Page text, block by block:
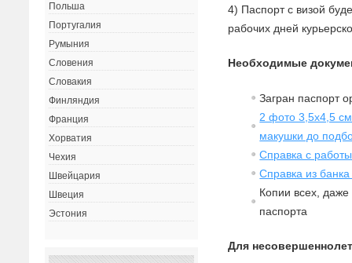
4) Паспорт с визой
рабочих дней
Необходимые
Загран паспорт
2 фото 3,5х4,5
макушки до
Справка с работы
Справка из
Копии всех, даже
паспорта
Для
Польша
Португалия
Румыния
Словения
Словакия
Финляндия
Франция
Хорватия
Чехия
Швейцария
Швеция
Эстония